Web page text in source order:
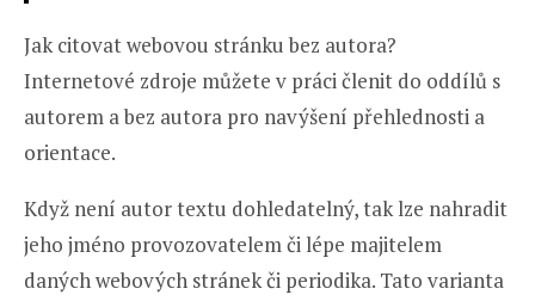
Jak citovat webovou stránku bez autora?
Internetové zdroje můžete v práci členit do oddílů s
autorem a bez autora pro navýšení přehlednosti a
orientace.
Když není autor textu dohledatelný, tak lze nahradit
jeho jméno provozovatelem či lépe majitelem
daných webových stránek či periodika. Tato varianta